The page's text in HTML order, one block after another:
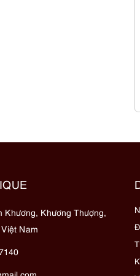
Khương Thượng,
Nam